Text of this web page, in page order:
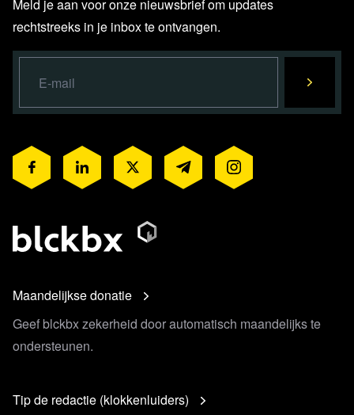
Meld je aan voor onze nieuwsbrief om updates
rechtstreeks in je inbox te ontvangen.
Maandelijkse donatie
Geef blckbx zekerheid door automatisch maandelijks te
ondersteunen.
Tip de redactie (klokkenluiders)